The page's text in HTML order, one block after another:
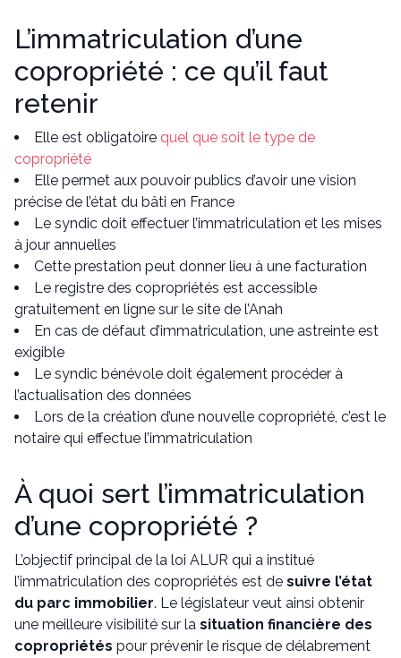
L’immatriculation d’une
copropriété : ce qu’il faut
retenir
Elle est obligatoire quel que soit le type de
copropriété
Elle permet aux pouvoir publics d’avoir une vision
précise de l’état du bâti en France
Le syndic doit effectuer l’immatriculation et les mises
à jour annuelles
Cette prestation peut donner lieu à une facturation
Le registre des copropriétés est accessible
gratuitement en ligne sur le site de l’Anah
En cas de défaut d’immatriculation, une astreinte est
exigible
Le syndic bénévole doit également procéder à
l’actualisation des données
Lors de la création d’une nouvelle copropriété, c’est le
notaire qui effectue l’immatriculation
À quoi sert l’immatriculation
d’une copropriété ?
L’objectif principal de la loi ALUR qui a institué
l’immatriculation des copropriétés est de suivre l’état
du parc immobilier. Le législateur veut ainsi obtenir
une meilleure visibilité sur la situation financière des
copropriétés pour prévenir le risque de délabrement